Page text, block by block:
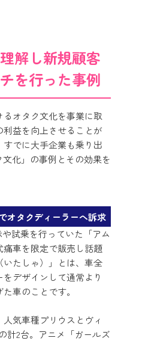
解し新規顧客
を行った事例
オタク文化を事業に取
利益を向上させることが
でに大手企業も乗り出
化」の事例とその効果を
オタクディーラーへ訴求
試乗を行っていた「アム
痛車を限定で販売し話題
たしゃ）」とは、車全
デザインして通常より
車のことです。
気車種プリウスとヴィ
計2台。アニメ「ガールズ